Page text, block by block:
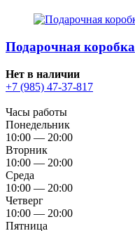
Подарочная коробка
Нет в наличии
+7 (985) 47-37-817
Часы работы
Понедельник
10:00 — 20:00
Вторник
10:00 — 20:00
Среда
10:00 — 20:00
Четверг
10:00 — 20:00
Пятница